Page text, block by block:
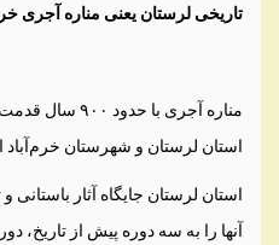
تاریخی لرستان یعنی مناره آجری
مناره آجری با
استان لرستان و شهرستان
استان لرستان جایگاه آثار
آنها را به سه دوره پیش از تاریخ،